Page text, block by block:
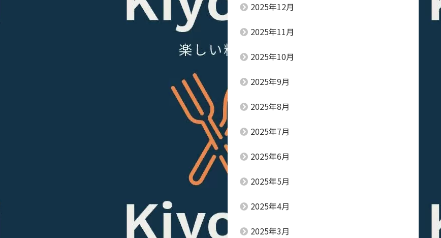
2025年12月
2025年11月
2025年10月
2025年9月
2025年8月
2025年7月
2025年6月
2025年5月
2025年4月
2025年3月